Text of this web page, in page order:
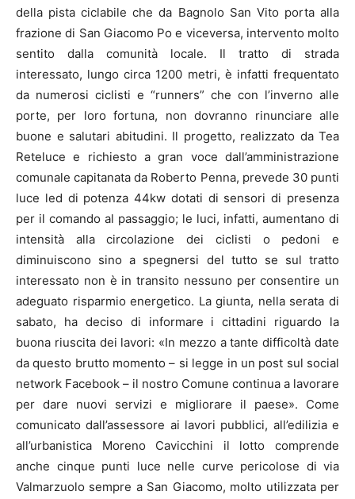
della pista ciclabile che da Bagnolo San Vito porta alla
frazione di San Giacomo Po e viceversa, intervento molto
sentito dalla comunità locale. Il tratto di strada
interessato, lungo circa 1200 metri, è infatti frequentato
da numerosi ciclisti e “runners” che con l’inverno alle
porte, per loro fortuna, non dovranno rinunciare alle
buone e salutari abitudini. Il progetto, realizzato da Tea
Reteluce e richiesto a gran voce dall’amministrazione
comunale capitanata da Roberto Penna, prevede 30 punti
luce led di potenza 44kw dotati di sensori di presenza
per il comando al passaggio; le luci, infatti, aumentano di
intensità alla circolazione dei ciclisti o pedoni e
diminuiscono sino a spegnersi del tutto se sul tratto
interessato non è in transito nessuno per consentire un
adeguato risparmio energetico. La giunta, nella serata di
sabato, ha deciso di informare i cittadini riguardo la
buona riuscita dei lavori: «In mezzo a tante difficoltà date
da questo brutto momento – si legge in un post sul social
network Facebook – il nostro Comune continua a lavorare
per dare nuovi servizi e migliorare il paese». Come
comunicato dall’assessore ai lavori pubblici, all’edilizia e
all’urbanistica Moreno Cavicchini il lotto comprende
anche cinque punti luce nelle curve pericolose di via
Valmarzuolo sempre a San Giacomo, molto utilizzata per